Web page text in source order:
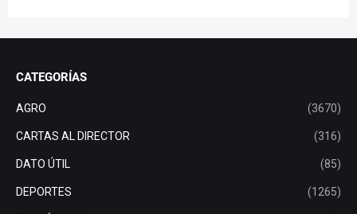
CATEGORÍAS
AGRO (3670)
CARTAS AL DIRECTOR (316)
DATO ÚTIL (85)
DEPORTES (1265)